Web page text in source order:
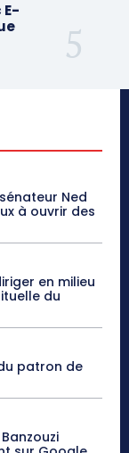
E-
Ned
à ouvrir des
en milieu
du
patron de